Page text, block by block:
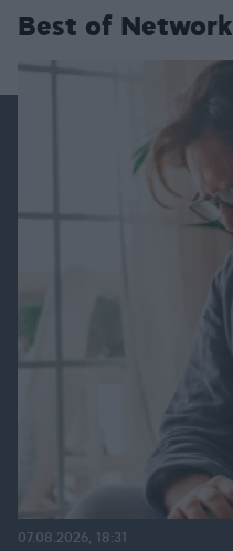
Best of Network
07.08.2026, 18:31